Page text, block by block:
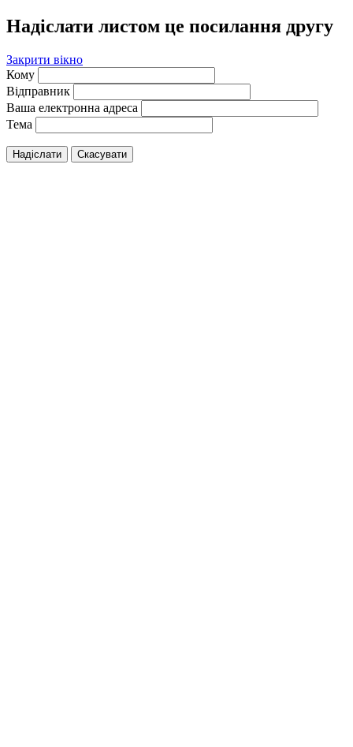
Надіслати листом це посилання другу
Закрити вікно
Кому
Відправник
Ваша електронна адреса
Тема
Надіслати Скасувати